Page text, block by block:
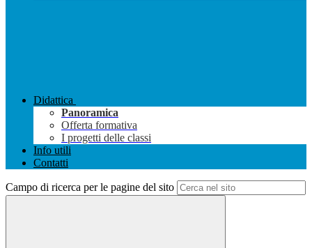
Didattica
Panoramica
Offerta formativa
I progetti delle classi
Info utili
Contatti
Campo di ricerca per le pagine del sito